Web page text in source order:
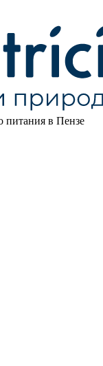
питания в Пензе